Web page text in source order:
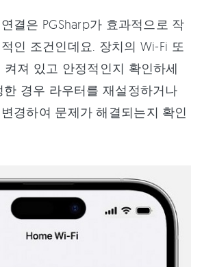
결은 PGSharp가 효과적으로 작
인 조건인데요. 장치의 Wi-Fi 또
져 있고 안정적인지 확인하세
경우 라우터를 재설정하거나
경하여 문제가 해결되는지 확인